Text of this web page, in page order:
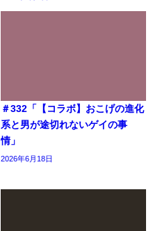
＃332「【コラボ】おこげの進化
系と男が途切れないゲイの事
情」
2026年6月18日